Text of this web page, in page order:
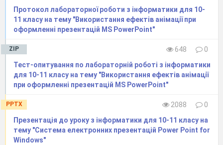
слайду з міні-макетами «Літак Ан-124
РУСЛАН»:
Задати анімацію для міні-макетів
рисунків: виділити ЛКМ з [Ctrl] міні-
вигляд» - «вантажний відсік» - «кабіна» -
«схема»Анімаціягрупа Анімація
Протокол лабораторної роботи з інформатики для 10-
11 класу на тему "Використання ефектів анімації при
оформленні презентацій MS PowerPoint"
ZIP 648
0
Тест-опитування по лабораторній роботі з інформатики
для 10-11 класу на тему "Використання ефектів анімації
при оформленні презентацій MS PowerPoint"
PPTX 2088
0
Презентація до уроку з інформатики для 10-11 класу на
тему "Система електронних презентацій Power Point for
Windows"